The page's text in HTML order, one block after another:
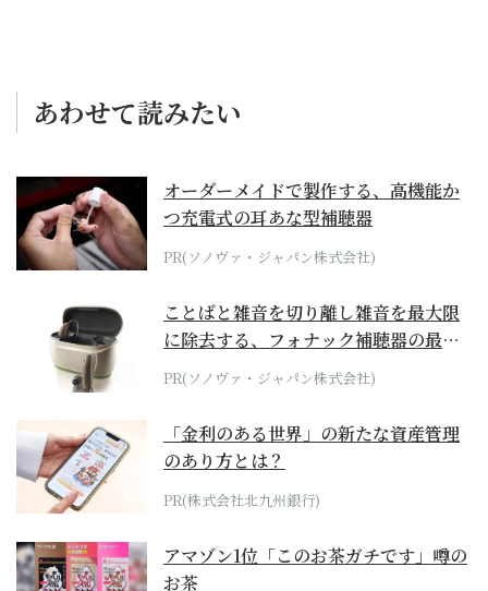
あわせて読みたい
オーダーメイドで製作する、高機能か
つ充電式の耳あな型補聴器
PR(ソノヴァ・ジャパン株式会社)
ことばと雑音を切り離し雑音を最大限
に除去する、フォナック補聴器の最上
位モデル
PR(ソノヴァ・ジャパン株式会社)
「金利のある世界」の新たな資産管理
のあり方とは？
PR(株式会社北九州銀行)
アマゾン1位「このお茶ガチです」噂の
お茶